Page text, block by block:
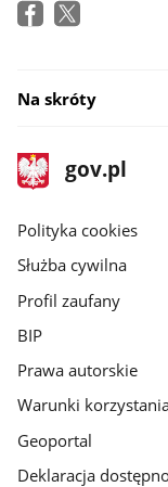
Na skróty
stopka
gov.pl
Strona
gov.pl
gov.pl
Polityka cookies
Służba cywilna
Profil zaufany
BIP
Prawa autorskie
Warunki
Geoportal
Deklaracja